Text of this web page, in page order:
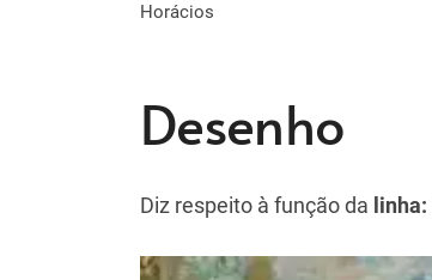
Horácios
Desenho
Diz respeito à função da linha: